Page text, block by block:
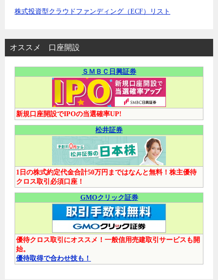
株式投資型クラウドファンディング（ECF）リスト
オススメ 口座開設
ＳＭＢＣ日興証券
新規口座開設でIPOの当選確率UP!
松井証券
1日の株式約定代金合計50万円まではなんと無料！株主優待
クロス取引必須口座！
GMOクリック証券
優待クロス取引にオススメ！一般信用売建取引サービスも開
始。
優待取得で合わせ技も！